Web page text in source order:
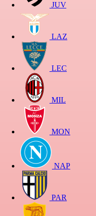
JUV
LAZ
LEC
MIL
MON
NAP
PAR